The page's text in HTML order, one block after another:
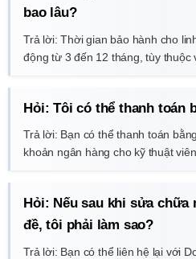
bao lâu?
Trả lời: Thời gian bảo hành cho
động từ 3 đến 12 tháng, tùy thuộc
Hỏi: Tôi có thể thanh toán
Trả lời: Bạn có thể thanh toán
khoản ngân hàng cho kỹ thuật
Hỏi: Nếu sau khi sửa chữa
đề, tôi phải làm sao?
Trả lời: Bạn có thể liên hệ lại với